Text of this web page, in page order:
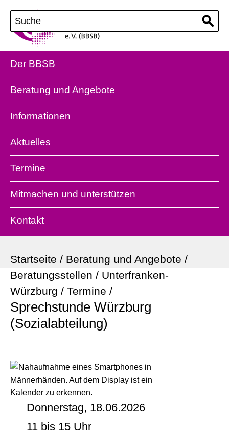
Der BBSB
Beratung und Angebote
Informationen
Aktuelles
Termine
Mitmachen und unterstützen
Kontakt
Startseite / Beratung und Angebote /
Beratungsstellen / Unterfranken-
Würzburg / Termine /
Sprechstunde Würzburg
(Sozialabteilung)
Donnerstag, 18.06.2026
11 bis 15 Uhr